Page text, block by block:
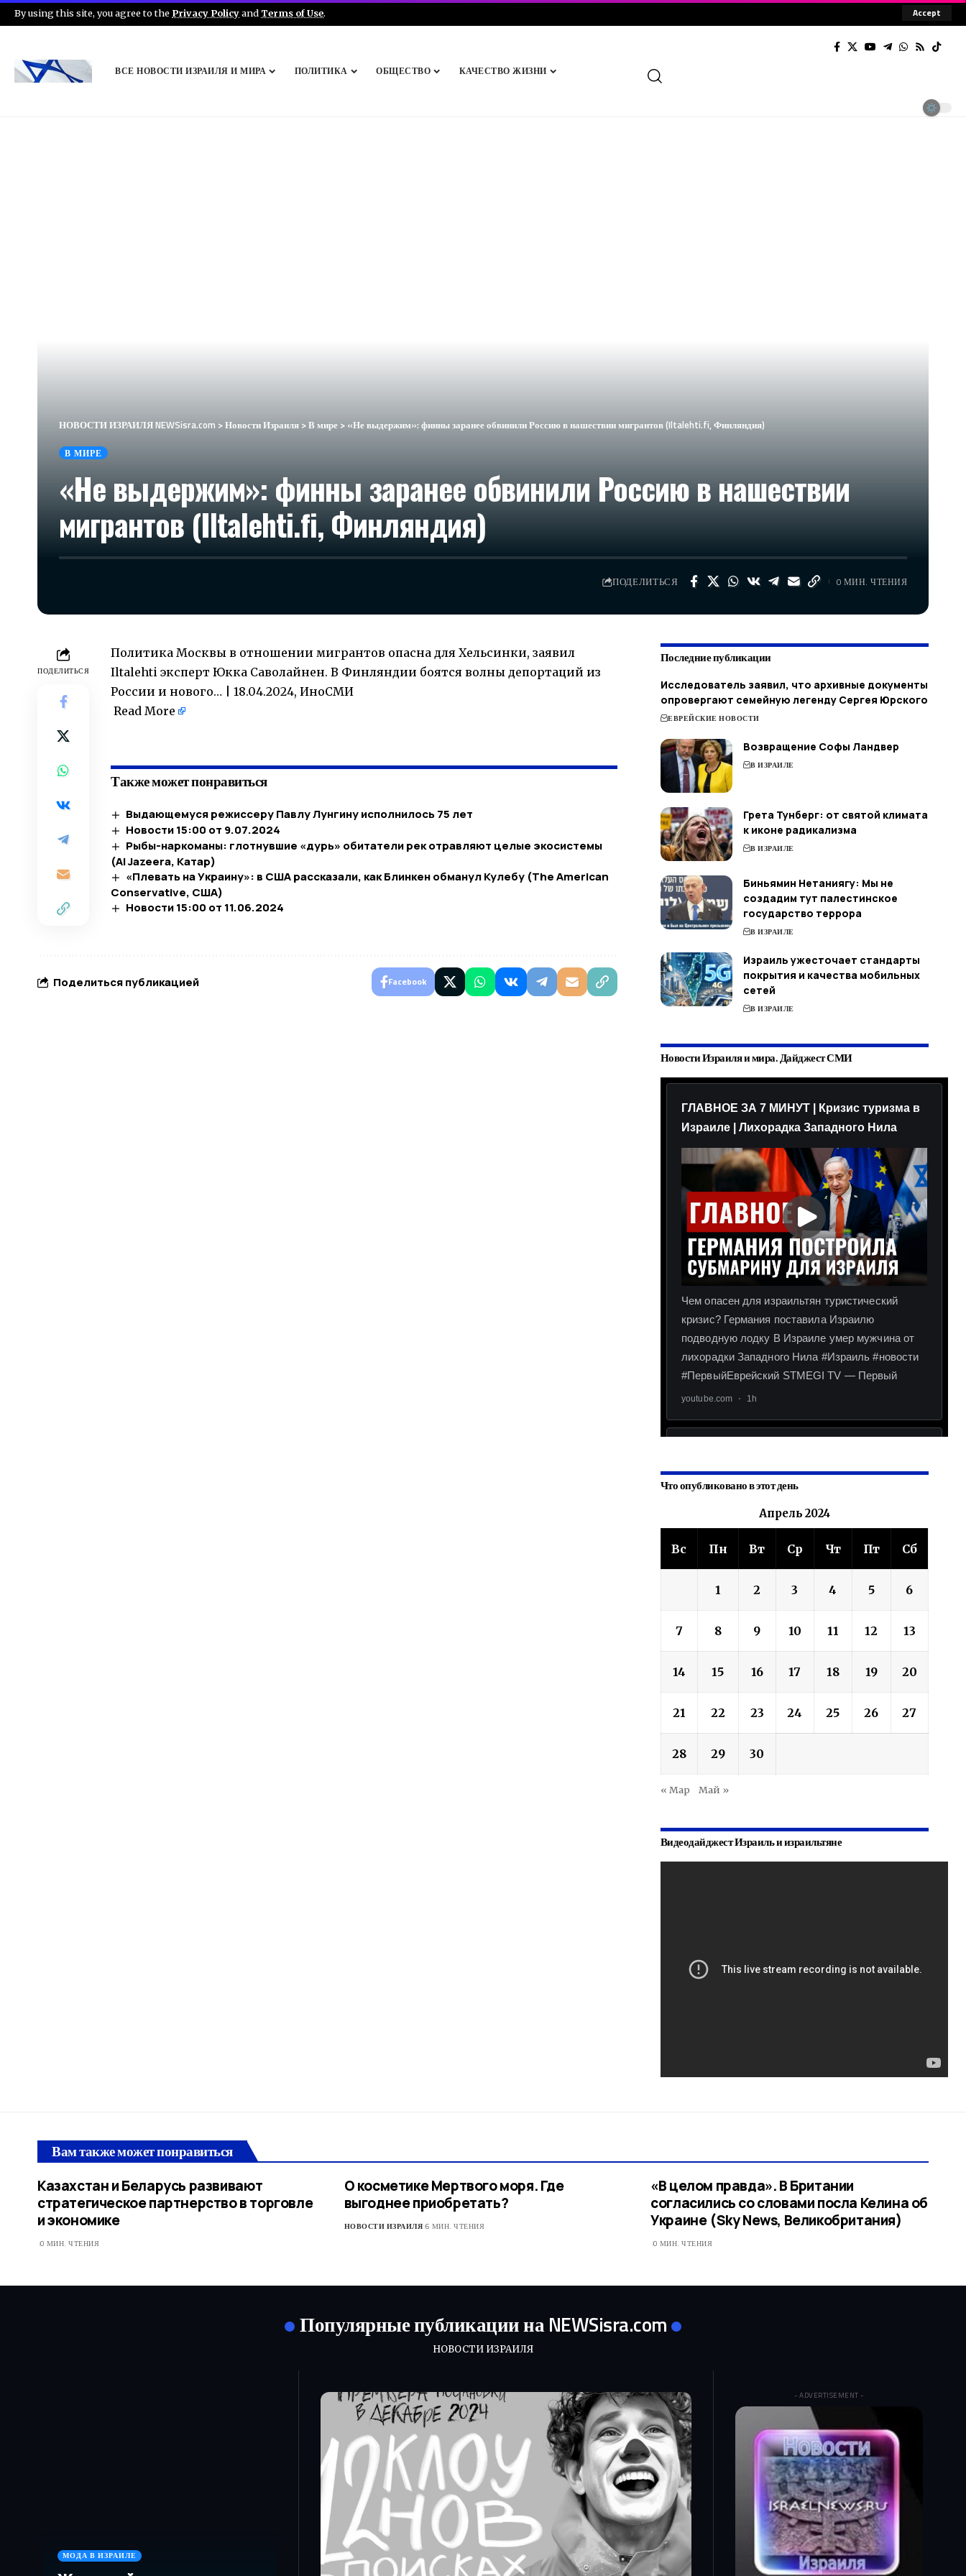
By using this site, you agree to the Privacy Policyand Terms of Use. Accept
ВСЕ НОВОСТИ ИЗРАИЛЯ И МИРА ПОЛИТИКА ОБЩЕСТВО КАЧЕСТВО ЖИЗНИ
НОВОСТИ ИЗРАИЛЯ NEWSisra.com >Новости Израиля >В мире > «Не выдержим»: финны заранее обвинили Россию в нашествии мигрантов (Iltalehti.fi, Финляндия)
В МИРЕ
«Не выдержим»: финны заранее обвинили Россию в нашествии
мигрантов (Iltalehti.fi, Финляндия)
ПОДЕЛИТЬСЯ 0 МИН. ЧТЕНИЯ
ПОДЕЛИТЬСЯ
Политика Москвы в отношении мигрантов опасна для Хельсинки, заявил
Iltalehti эксперт Юкка Саволайнен. В Финляндии боятся волны депортаций из
России и нового… | 18.04.2024, ИноСМИ
Read More
Также может понравиться
Выдающемуся режиссеру Павлу Лунгину исполнилось 75 лет
Новости 15:00 от 9.07.2024
Рыбы-наркоманы: глотнувшие «дурь» обитатели рек отравляют целые экосистемы
(Al Jazeera, Катар)
«Плевать на Украину»: в США рассказали, как Блинкен обманул Кулебу (The American
Conservative, США)
Новости 15:00 от 11.06.2024
Поделиться публикацией Facebook
Последние публикации
Исследователь заявил, что архивные документы
опровергают семейную легенду Сергея Юрского
ЕВРЕЙСКИЕ НОВОСТИ
Возвращение Софы Ландвер
В ИЗРАИЛЕ
Грета Тунберг: от святой климата
к иконе радикализма
В ИЗРАИЛЕ
Биньямин Нетаниягу: Мы не
создадим тут палестинское
государство террора
В ИЗРАИЛЕ
Израиль ужесточает стандарты
покрытия и качества мобильных
сетей
В ИЗРАИЛЕ
Новости Израиля и мира. Дайджест СМИ
Что опубликовано в этот день
Апрель 2024
Вс Пн Вт Ср Чт Пт Сб
1 2 3 4 5 6
7 8 9 10 11 12 13
14 15 16 17 18 19 20
21 22 23 24 25 26 27
28 29 30
« Мар Май »
Видеодайджест Израиль и израильтяне
Вам также может понравиться
Казахстан и Беларусь развивают
стратегическое партнерство в торговле
и экономике
0 МИН. ЧТЕНИЯ
О косметике Мертвого моря. Где
выгоднее приобретать?
НОВОСТИ ИЗРАИЛЯ 6 МИН. ЧТЕНИЯ
«В целом правда». В Британии
согласились со словами посла Келина об
Украине (Sky News, Великобритания)
0 МИН. ЧТЕНИЯ
Популярные публикации на NEWSisra.com
НОВОСТИ ИЗРАИЛЯ
МОДА В ИЗРАИЛЕ
- ADVERTISEMENT -